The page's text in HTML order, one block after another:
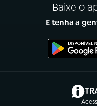
Baixe o
E tenha a